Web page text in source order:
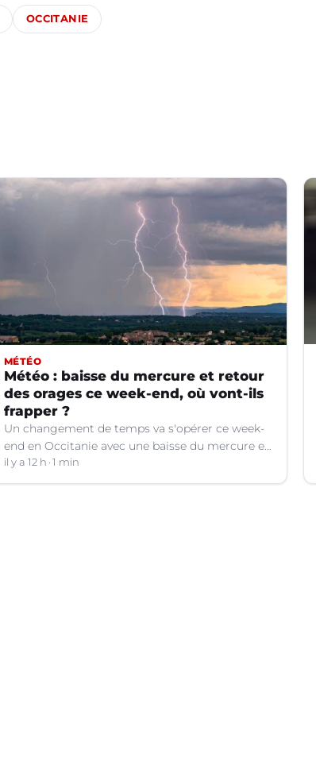
OCCITANIE
MÉTÉO
Météo : baisse du mercure et retour
des orages ce week-end, où vont-ils
frapper ?
Un changement de temps va s'opérer ce week-
end en Occitanie avec une baisse du mercure et
le retour d'orages dans certains départements.
il y a 12 h 1 min